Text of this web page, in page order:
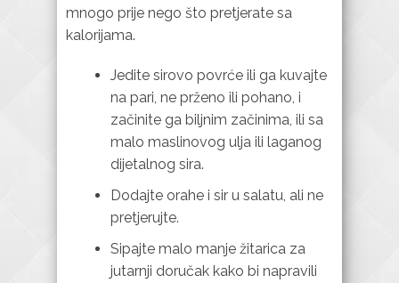
mnogo prije nego što pretjerate sa
kalorijama.
Jedite sirovo povrće ili ga kuvajte
na pari, ne prženo ili pohano, i
začinite ga biljnim začinima, ili sa
malo maslinovog ulja ili laganog
dijetalnog sira.
Dodajte orahe i sir u salatu, ali ne
pretjerujte.
Sipajte malo manje žitarica za
jutarnji doručak kako bi napravili